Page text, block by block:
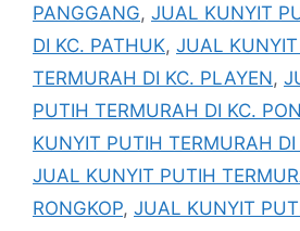
PANGGANG, JUAL KUNYIT
DI KC. PATHUK, JUAL
TERMURAH DI KC. PLAYEN,
PUTIH TERMURAH DI KC.
KUNYIT PUTIH TERMURAH DI
JUAL KUNYIT PUTIH
RONGKOP, JUAL KUNYIT